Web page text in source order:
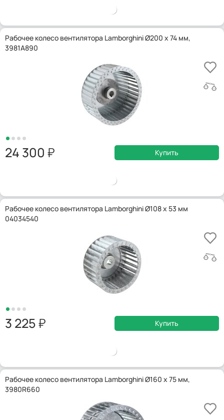
Рабочее колесо вентилятора Lamborghini Ø200 x 74 мм,
3981A890
24 300 Купить
Рабочее колесо вентилятора Lamborghini Ø108 x 53 мм
04034540
3 225 Купить
Рабочее колесо вентилятора Lamborghini Ø160 x 75 мм,
3980R660